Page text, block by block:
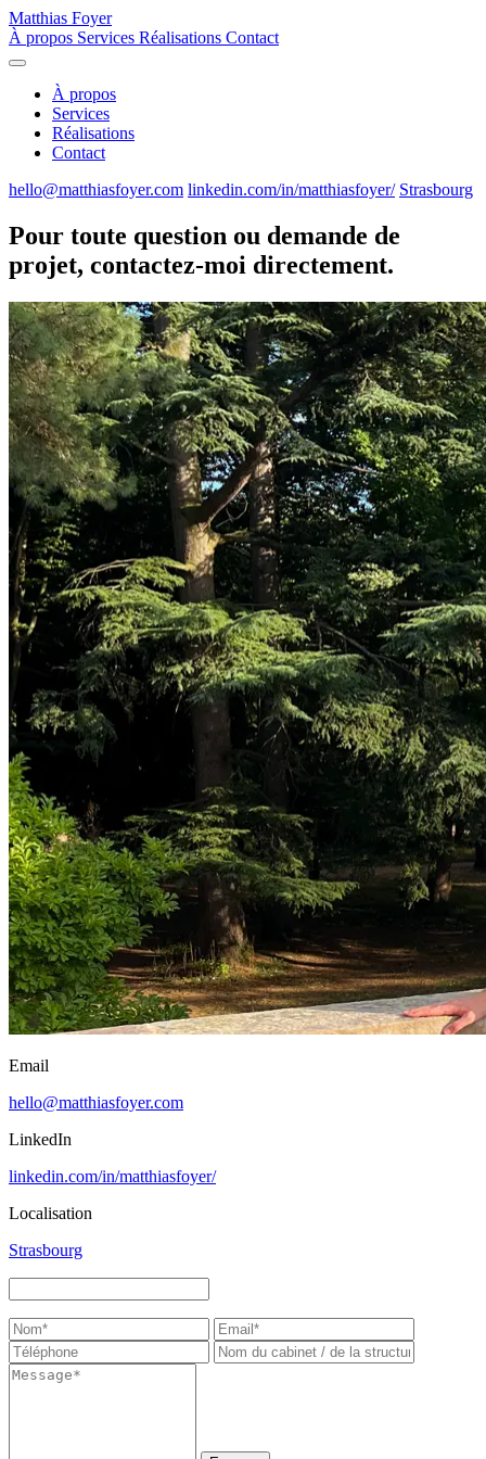
Matthias Foyer
À propos Services Réalisations Contact
À propos
Services
Réalisations
Contact
hello@matthiasfoyer.com linkedin.com/in/matthiasfoyer/ Strasbourg
Pour toute question ou demande de
projet, contactez-moi directement.
Email
hello@matthiasfoyer.com
LinkedIn
linkedin.com/in/matthiasfoyer/
Localisation
Strasbourg